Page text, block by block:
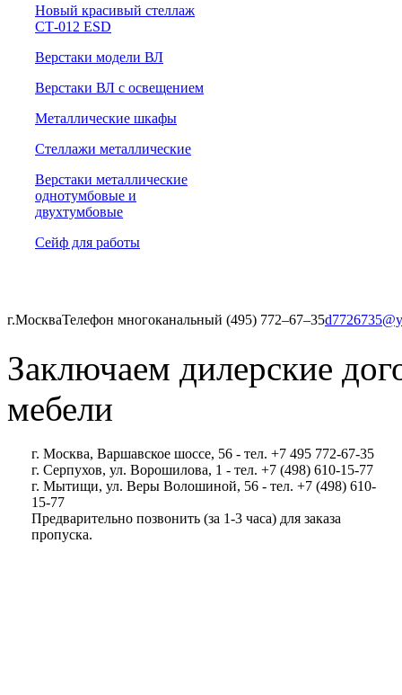
Новый красивый стеллаж
СТ-012 ESD
Верстаки модели ВЛ
Верстаки ВЛ с освещением
Металлические шкафы
Стеллажи металлические
Верстаки металлические
однотумбовые и
двухтумбовые
Сейф для работы
г.МоскваТелефон многоканальный (495) 772‒67‒35
Заключаем дилерские
мебели
г. Москва, Варшавское шоссе, 56 - тел. +7 495 772-67-35
г. Серпухов, ул. Ворошилова, 1 - тел. +7 (498) 610-15-77
г. Мытищи, ул. Веры Волошиной, 56 - тел. +7 (498) 610-
15-77
Предварительно позвонить (за 1-3 часа) для заказа
пропуска.